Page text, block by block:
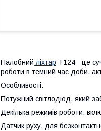
Налобний ліхтар T124 - це
роботи в темний час доби,
Особливості:
Потужний світлодіод, який
Декілька режимів роботи,
Датчик руху, для